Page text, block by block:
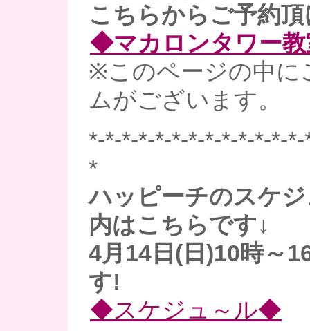
こちらからご予約
◆マカロンタワー
※このページの中に
ムがございます。
*-*-*-*-*-*-*-*-*-*-*-*-
*
ハッピーチのスケ
内はこちらです↓
4月14日(日)10時～
す!
◆スケジュ～ル◆